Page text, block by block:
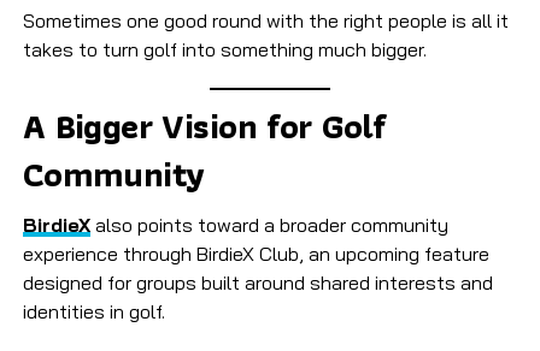
Sometimes one good round with the right people is all it
takes to turn golf into something much bigger.
A Bigger Vision for Golf
Community
BirdieXalso points toward a broader community
experience through BirdieX Club, an upcoming feature
designed for groups built around shared interests and
identities in golf.